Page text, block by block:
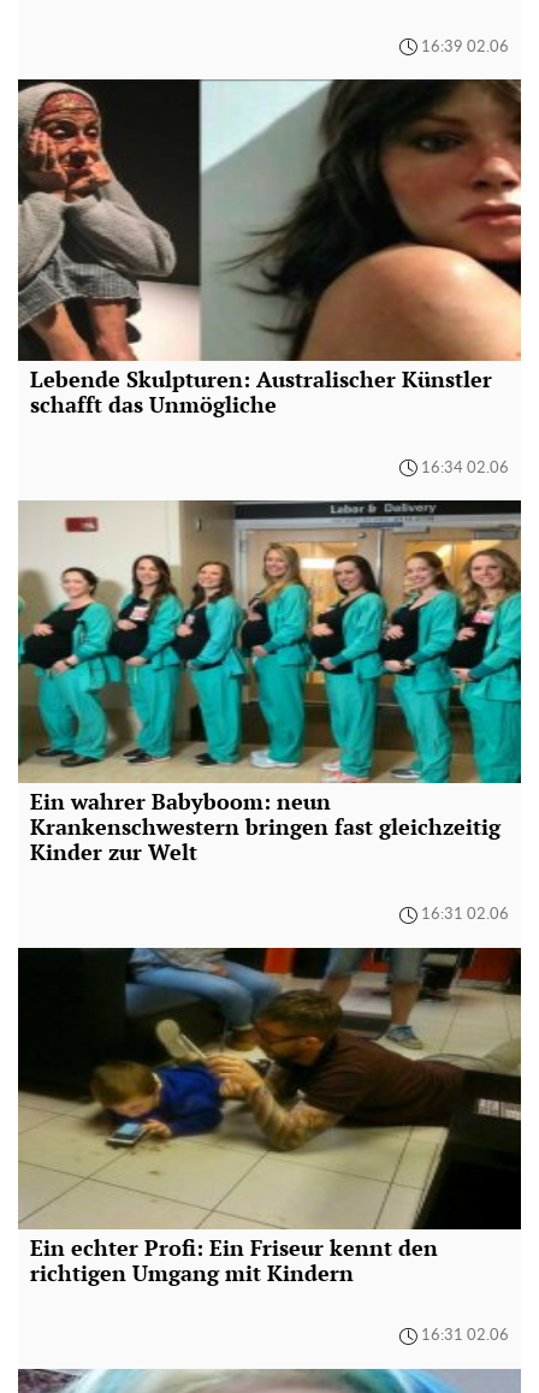
16:39 02.06
Lebende Skulpturen: Australischer Künstler
schafft das Unmögliche
16:34 02.06
Ein wahrer Babyboom: neun
Krankenschwestern bringen fast gleichzeitig
Kinder zur Welt
16:31 02.06
Ein echter Profi: Ein Friseur kennt den
richtigen Umgang mit Kindern
16:31 02.06